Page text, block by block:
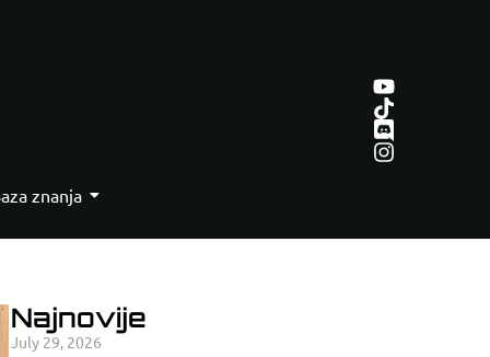
znanja
Najnovije
July 29, 2026